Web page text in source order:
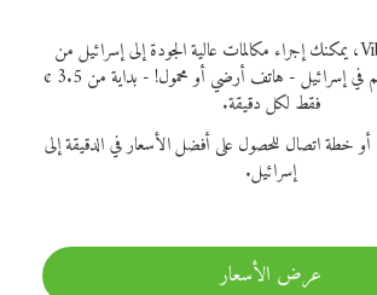
باستخدام Viber Out، يمكنك إجراء مكالمات عالية الجودة إلى إسرائيل من
اتصل بأي رقم في إسرائيل - هاتف أرضي أو محمول! - بداية من 3.5 ¢
فقط لكل دقيقة.
خطة اتصال للحصول على أفضل الأسعار في الدقيقة إلى
إسرائيل.
عرض الأسعار